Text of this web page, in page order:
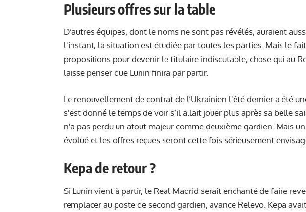
Plusieurs offres sur la table
D’autres équipes, dont le noms ne sont pas révélés, auraient
l'instant, la situation est étudiée par toutes les parties. Mais le
propositions pour devenir le titulaire indiscutable, chose qui au
laisse penser que Lunin finira par partir.
Le renouvellement de contrat de l’Ukrainien l'été dernier a été
s'est donné le temps de voir s’il allait jouer plus après sa belle
n'a pas perdu un atout majeur comme deuxième gardien. Mais
évolué et les offres reçues seront cette fois sérieusement
Kepa de retour ?
Si Lunin vient à partir, le Real Madrid serait enchanté de faire
remplacer au poste de second gardien, avance Relevo. Kepa